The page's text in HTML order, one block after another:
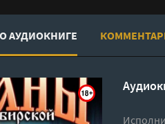
АУДИОКНИГЕ